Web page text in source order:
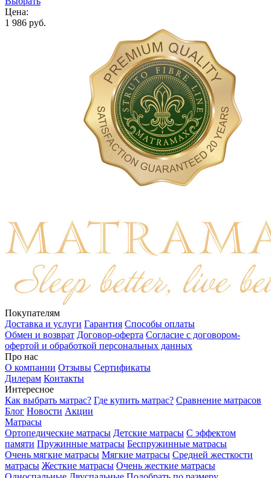
Цена:
1 986 руб.
Покупателям
Доставка и услуги Гарантия Способы оплаты
Обмен и возврат Договор-оферта Согласие с договором-
офертой и обработкой персональных данных
Про нас
О компании Отзывы Сертификаты
Дилерам Контакты
Интересное
Как выбрать матрас? Где купить матрас? Сравнение матрасов
Блог Новости Акции
Матрасы
Ортопедические матрасы Детские матрасы С эффектом
памяти Пружинные матрасы Беспружинные матрасы
Очень мягкие матрасы Мягкие матрасы Средней жесткости
матрасы Жесткие матрасы Очень жесткие матрасы